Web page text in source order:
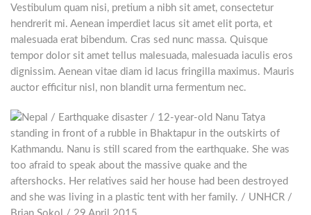
Vestibulum quam nisi, pretium a nibh sit amet, consectetur
hendrerit mi. Aenean imperdiet lacus sit amet elit porta, et
malesuada erat bibendum. Cras sed nunc massa. Quisque
tempor dolor sit amet tellus malesuada, malesuada iaculis eros
dignissim. Aenean vitae diam id lacus fringilla maximus. Mauris
auctor efficitur nisl, non blandit urna fermentum nec.